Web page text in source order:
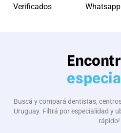
Verificados
Whatsapp
Buscá y compará dentistas,
Uruguay. Filtrá por especialidad y
rápido!